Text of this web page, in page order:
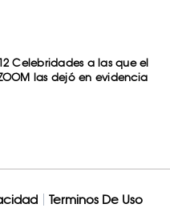
12 Celebridades a las que el
las dejó en evidencia
Terminos De Uso